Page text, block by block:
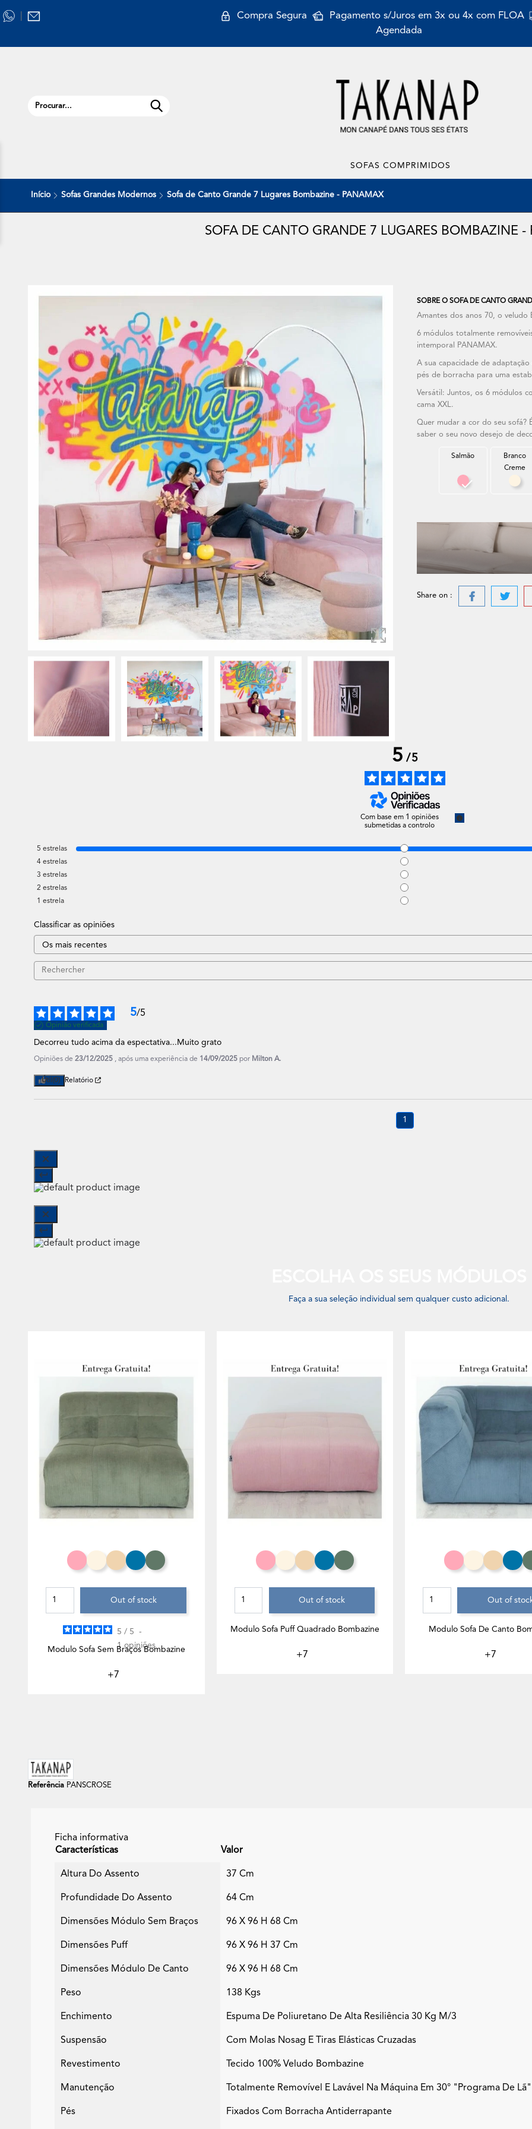
Compra Segura Pagamento s/Juros em 3x ou 4x com FLOA
Agendada
SOFAS COMPRIMIDOS
Início Sofas Grandes Modernos Sofa de Canto Grande 7 Lugares Bombazine - PANAMAX
SOFA DE CANTO GRANDE 7 LUGARES BOMBAZINE -
SOBRE O SOFA DE CANTO
Amantes dos anos 70, o veludo
6 módulos totalmente
intemporal PANAMAX.
A sua capacidade de
pés de borracha para uma
Versátil: Juntos, os 6 módulos
cama XXL.
Quer mudar a cor do seu sofá?
saber o seu novo desejo de
Salmão
Salmão
Branco
Creme
Share on :
5/5
Com base em 1 opiniões
submetidas a controlo
5 estrelas
4 estrelas
3 estrelas
2 estrelas
1 estrela
Classificar as opiniões
5/5
Opinião verificada
Decorreu tudo acima da espectativa...Muito grato
Opiniões de 23/12/2025 , após uma experiência de 14/09/2025 por Milton A.
Útil (0) Relatório
1
Faça a sua seleção individual sem qualquer custo adicional.
SalmãoBranco Creme
ToffeeAzul Celeste
Eucalipto
Out of stock
5 / 5
-
1 opiniões
Modulo Sofa Sem Braços Bombazine
+7
SalmãoBranco Creme
ToffeeAzul Celeste
Eucalipto
Out of stock
Modulo Sofa Puff Quadrado Bombazine
+7
SalmãoBranco Creme
Toffee
Out of
Modulo Sofa De Canto
+7
Referência PANSCROSE
Ficha informativa
Características
Valor
Altura Do Assento 37 Cm
Profundidade Do Assento 64 Cm
Dimensões Módulo Sem Braços 96 X 96 H 68 Cm
Dimensões Puff 96 X 96 H 37 Cm
Dimensões Módulo De Canto 96 X 96 H 68 Cm
Peso 138 Kgs
Enchimento Espuma De Poliuretano De Alta Resiliência 30 Kg M/3
Suspensão Com Molas Nosag E Tiras Elásticas Cruzadas
Revestimento Tecido 100% Veludo Bombazine
Manutenção Totalmente Removível E Lavável Na Máquina Em 30° "programa De Lã"
Pés Fixados Com Borracha Antiderrapante